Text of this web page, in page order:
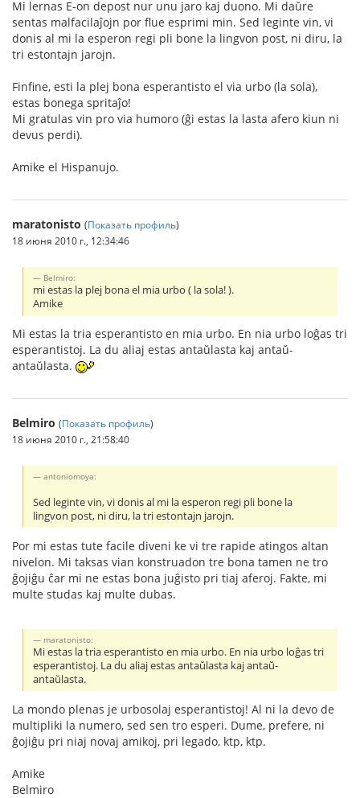
Mi lernas E-on depost nur unu jaro kaj duono. Mi daŭre
sentas malfacilaĵojn por flue esprimi min. Sed leginte vin, vi
donis al mi la esperon regi pli bone la lingvon post, ni diru, la
tri estontajn jarojn.
Finfine, esti la plej bona esperantisto el via urbo (la sola),
estas bonega spritaĵo!
Mi gratulas vin pro via humoro (ĝi estas la lasta afero kiun ni
devus perdi).
Amike el Hispanujo.
maratonisto (Показать профиль)
18 июня 2010 г., 12:34:46
Belmiro:
mi estas la plej bona el mia urbo ( la sola! ).
Amike
Mi estas la tria esperantisto en mia urbo. En nia urbo loĝas tri
esperantistoj. La du aliaj estas antaŭlasta kaj antaŭ-
antaŭlasta.
Belmiro (Показать профиль)
18 июня 2010 г., 21:58:40
antoniomoya:
Sed leginte vin, vi donis al mi la esperon regi pli bone la
lingvon post, ni diru, la tri estontajn jarojn.
Por mi estas tute facile diveni ke vi tre rapide atingos altan
nivelon. Mi taksas vian konstruadon tre bona tamen ne tro
ĝojiĝu ĉar mi ne estas bona juĝisto pri tiaj aferoj. Fakte, mi
multe studas kaj multe dubas.
maratonisto:
Mi estas la tria esperantisto en mia urbo. En nia urbo loĝas tri
esperantistoj. La du aliaj estas antaŭlasta kaj antaŭ-
antaŭlasta.
La mondo plenas je urbosolaj esperantistoj! Al ni la devo de
multipliki la numero, sed sen tro esperi. Dume, prefere, ni
ĝojiĝu pri niaj novaj amikoj, pri legado, ktp, ktp.
Amike
Belmiro